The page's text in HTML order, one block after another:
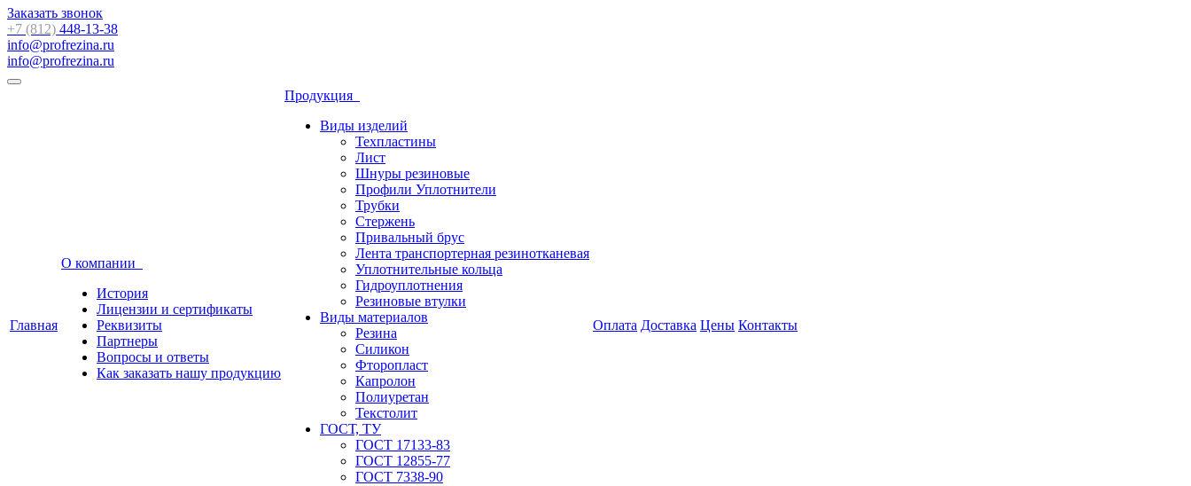
Заказать звонок
+7 (812) 448-13-38
info@profrezina.ru
info@profrezina.ru
Главная
О компании
История
Лицензии и сертификаты
Реквизиты
Партнеры
Вопросы и ответы
Как заказать нашу продукцию
Продукция
Виды изделий
Техпластины
Лист
Шнуры резиновые
Профили Уплотнители
Трубки
Стержень
Привальный брус
Лента транспортерная резинотканевая
Уплотнительные кольца
Гидроуплотнения
Резиновые втулки
Виды материалов
Резина
Силикон
Фторопласт
Капролон
Полиуретан
Текстолит
ГОСТ, ТУ
ГОСТ 17133-83
ГОСТ 12855-77
ГОСТ 7338-90
Оплата Доставка Цены Контакты